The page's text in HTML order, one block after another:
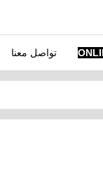
تواصل معنا